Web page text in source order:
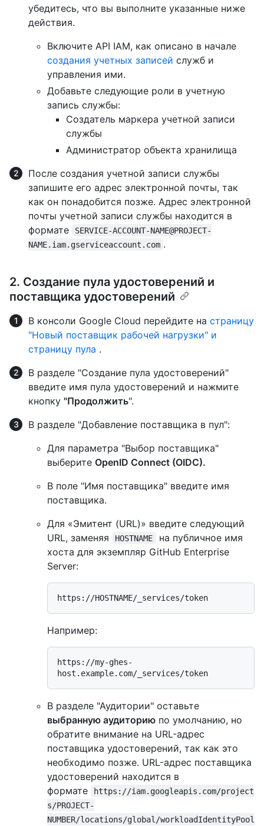
убедитесь, что вы выполните указанные ниже
действия.
Включите API IAM, как описано в начале
создания учетных записей служб и
управления ими.
Добавьте следующие роли в учетную
запись службы:
Создатель маркера учетной записи
службы
Администратор объекта хранилища
После создания учетной записи службы
запишите его адрес электронной почты, так
как он понадобится позже. Адрес электронной
почты учетной записи службы находится в
формате
SERVICE-ACCOUNT-NAME@PROJECT-
NAME.iam.gserviceaccount.com .
2. Создание пула удостоверений и
поставщика удостоверений
В консоли Google Cloud перейдите на страницу
"Новый поставщик рабочей нагрузки" и
страницу пула .
В разделе "Создание пула удостоверений"
введите имя пула удостоверений и нажмите
кнопку "Продолжить".
В разделе "Добавление поставщика в пул":
Для параметра "Выбор поставщика"
выберите OpenID Connect (OIDC).
В поле "Имя поставщика" введите имя
поставщика.
Для «Эмитент (URL)» введите следующий
URL, заменяя
HOSTNAME
на публичное имя
хоста для экземпляр GitHub Enterprise
Server:
Например:
https://my-ghes-
В разделе "Аудитории" оставьте
выбранную аудиторию по умолчанию, но
обратите внимание на URL-адрес
поставщика удостоверений, так как это
необходимо позже. URL-адрес поставщика
удостоверений находится в
формате
https://iam.googleapis.com/project
s/PROJECT-
NUMBER/locations/global/workloadIdentityPool